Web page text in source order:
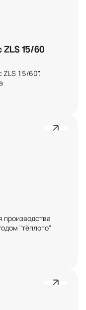
15/60
ZLS 15/60".
производства
"тёплого"